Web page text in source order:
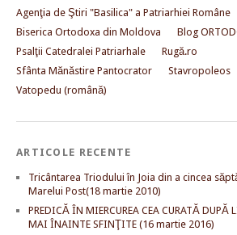
Agenţia de Ştiri "Basilica" a Patriarhiei Române
Biserica Ortodoxa din Moldova
Blog
Psalţii Catedralei Patriarhale
Rugă.ro
Sfânta Mănăstire Pantocrator
Stavropoleos
Vatopedu (română)
ARTICOLE RECENTE
Tricântarea Triodului în Joia din a cincea
Marelui Post(18 martie 2010)
PREDICĂ ÎN MIERCUREA CEA CURATĂ DUPĂ
MAI ÎNAINTE SFINŢITE (16 martie 2016)